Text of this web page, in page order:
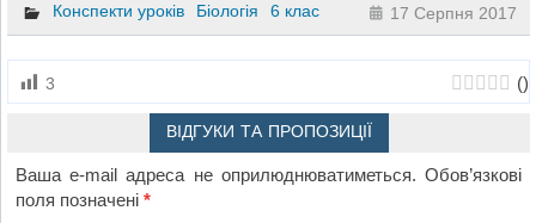
Конспекти уроків Біологія 6 клас 17 Серпня 2017
3 ()
ВІДГУКИ ТА ПРОПОЗИЦІЇ
Ваша e-mail адреса не оприлюднюватиметься. Обов’язкові
поля позначені*